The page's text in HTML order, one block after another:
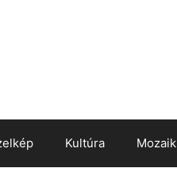
Kultúra Mozaik